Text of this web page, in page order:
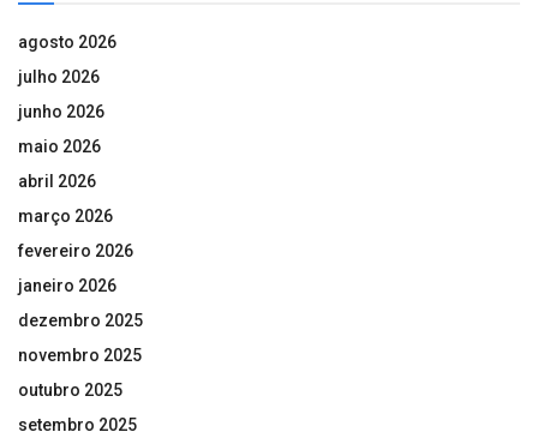
agosto 2026
julho 2026
junho 2026
maio 2026
abril 2026
março 2026
fevereiro 2026
janeiro 2026
dezembro 2025
novembro 2025
outubro 2025
setembro 2025